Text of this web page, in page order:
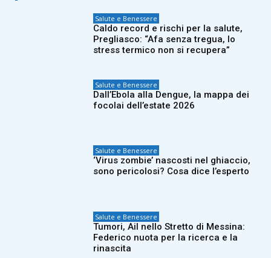
Salute e Benessere
Caldo record e rischi per la salute,
Pregliasco: “Afa senza tregua, lo
stress termico non si recupera”
Salute e Benessere
Dall’Ebola alla Dengue, la mappa dei
focolai dell’estate 2026
Salute e Benessere
‘Virus zombie’ nascosti nel ghiaccio,
sono pericolosi? Cosa dice l’esperto
Salute e Benessere
Tumori, Ail nello Stretto di Messina:
Federico nuota per la ricerca e la
rinascita